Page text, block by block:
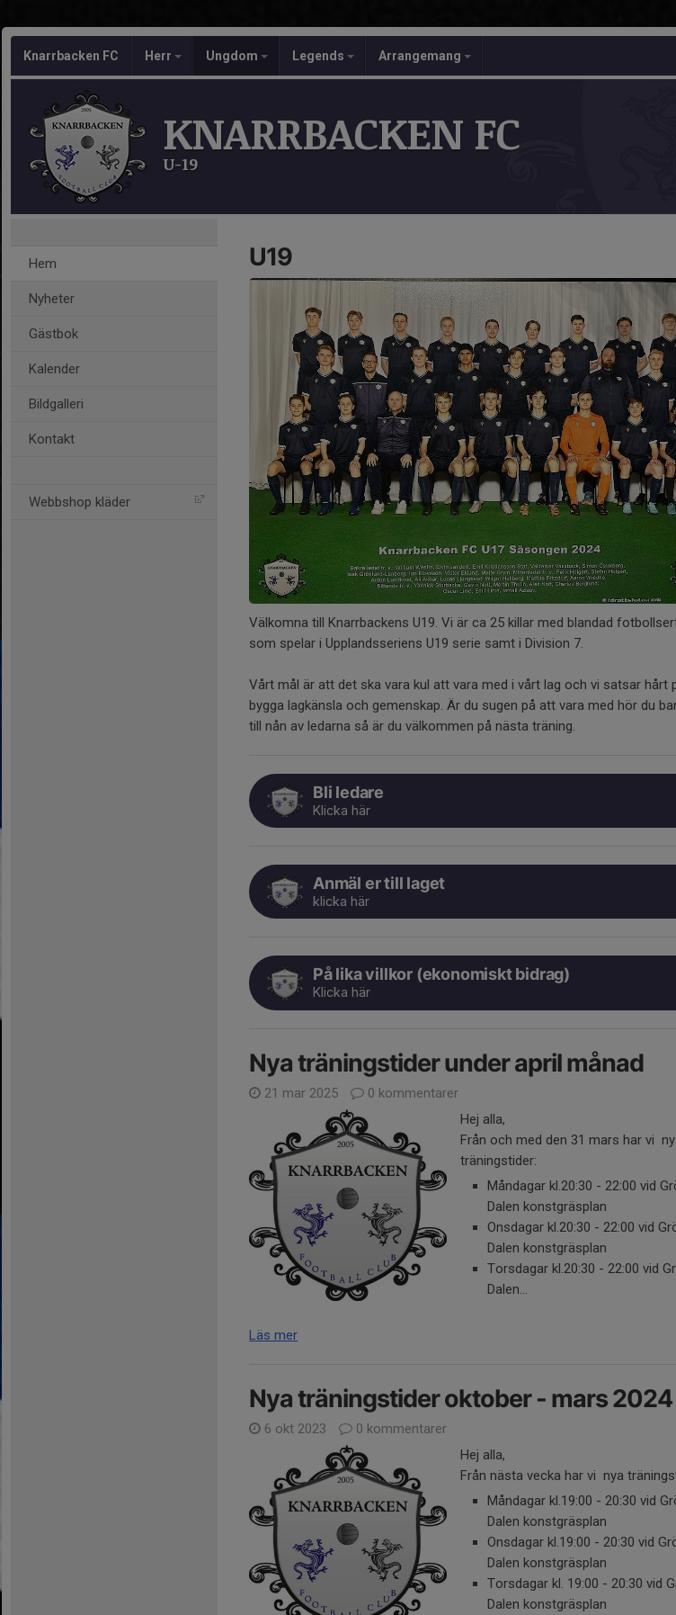
Knarrbacken FC Herr Ungdom Legends Arrangemang
KNARRBACKEN FC
U-19
Hem
Nyheter
Gästbok
Kalender
Bildgalleri
Kontakt
Webbshop kläder
U19
Välkomna till Knarrbackens U19. Vi är ca 25 killar med blandad
som spelar i Upplandsseriens U19 serie samt i Division 7.
Vårt mål är att det ska vara kul att vara med i vårt lag och vi satsar hårt
bygga lagkänsla och gemenskap. Är du sugen på att vara med hör du
till nån av ledarna så är du välkommen på nästa träning.
Bli ledare
Klicka här
Anmäl er till laget
klicka här
På lika villkor (ekonomiskt bidrag)
Klicka här
Nya träningstider under april månad
21 mar 2025
0 kommentarer
Hej alla,
Från och med den 31 mars har vi
träningstider:
Måndagar kl.20:30 - 22:00 vid
Dalen konstgräsplan
Onsdagar kl.20:30 - 22:00 vid
Dalen konstgräsplan
Torsdagar kl.20:30 - 22:00 vid
Dalen...
Läs mer
Nya träningstider oktober - mars 2024
6 okt 2023
0 kommentarer
Hej alla,
Från nästa vecka har vi nya
Måndagar kl.19:00 - 20:30 vid
Dalen konstgräsplan
Onsdagar kl.19:00 - 20:30 vid
Dalen konstgräsplan
Torsdagar kl. 19:00 - 20:30 vid
Dalen konstgräsplan